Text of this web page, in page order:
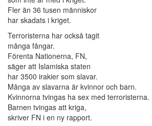
Fler än 36 tusen människor
har skadats i kriget.
Terroristerna har också tagit
många fångar.
Förenta Nationerna, FN,
säger att Islamiska staten
har 3500 irakier som slavar.
Många av slavarna är kvinnor och barn.
Kvinnorna tvingas ha sex med terroristerna.
Barnen tvingas att kriga,
skriver FN i en ny rapport.